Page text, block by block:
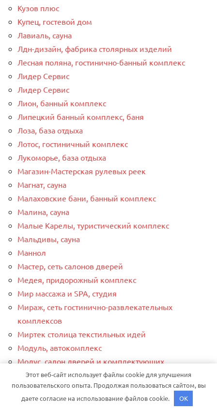
Кузов плюс
Купец, гостевой дом
Лавиаль, сауна
Лдн-дизайн, фабрика столярных изделий
Лесная поляна, гостинично-банный комплекс
Лидер Сервис
Лидер Сервис
Лион, банный комплекс
Липецкий банный комплекс, баня
Лоза, база отдыха
Лотос, гостиничный комплекс
Лукоморье, база отдыха
Магазин-Мастерская рулевых реек
Магнат, сауна
Малаховские бани, банный комплекс
Малина, сауна
Малые Карелы, туристический комплекс
Мальдивы, сауна
Маннол
Мастер, сеть салонов дверей
Медея, придорожный комплекс
Мир массажа и SPA, студия
Мираж, сеть гостинично-развлекательных
комплексов
Миртек столица текстильных идей
Модуль, автокомплекс
Модус, салон дверей и комплектующих
Мой авто, автосервис по ремонту и обслуживанию
японских автомобилей
Мой авто, автосервис по ремонту и обслуживанию
Этот веб-сайт использует файлы cookie для улучшения
пользовательского опыта. Продолжая пользоваться сайтом, вы
даете согласие на использование файлов cookie.
OK